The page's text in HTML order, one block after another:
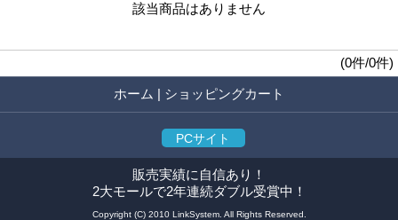
該当商品はありません
(0件/0件)
ホーム | ショッピングカート
PCサイト
販売実績に自信あり！
2大モールで2年連続ダブル受賞中！
Copyright (C) 2010 LinkSystem. All Rights Reserved.